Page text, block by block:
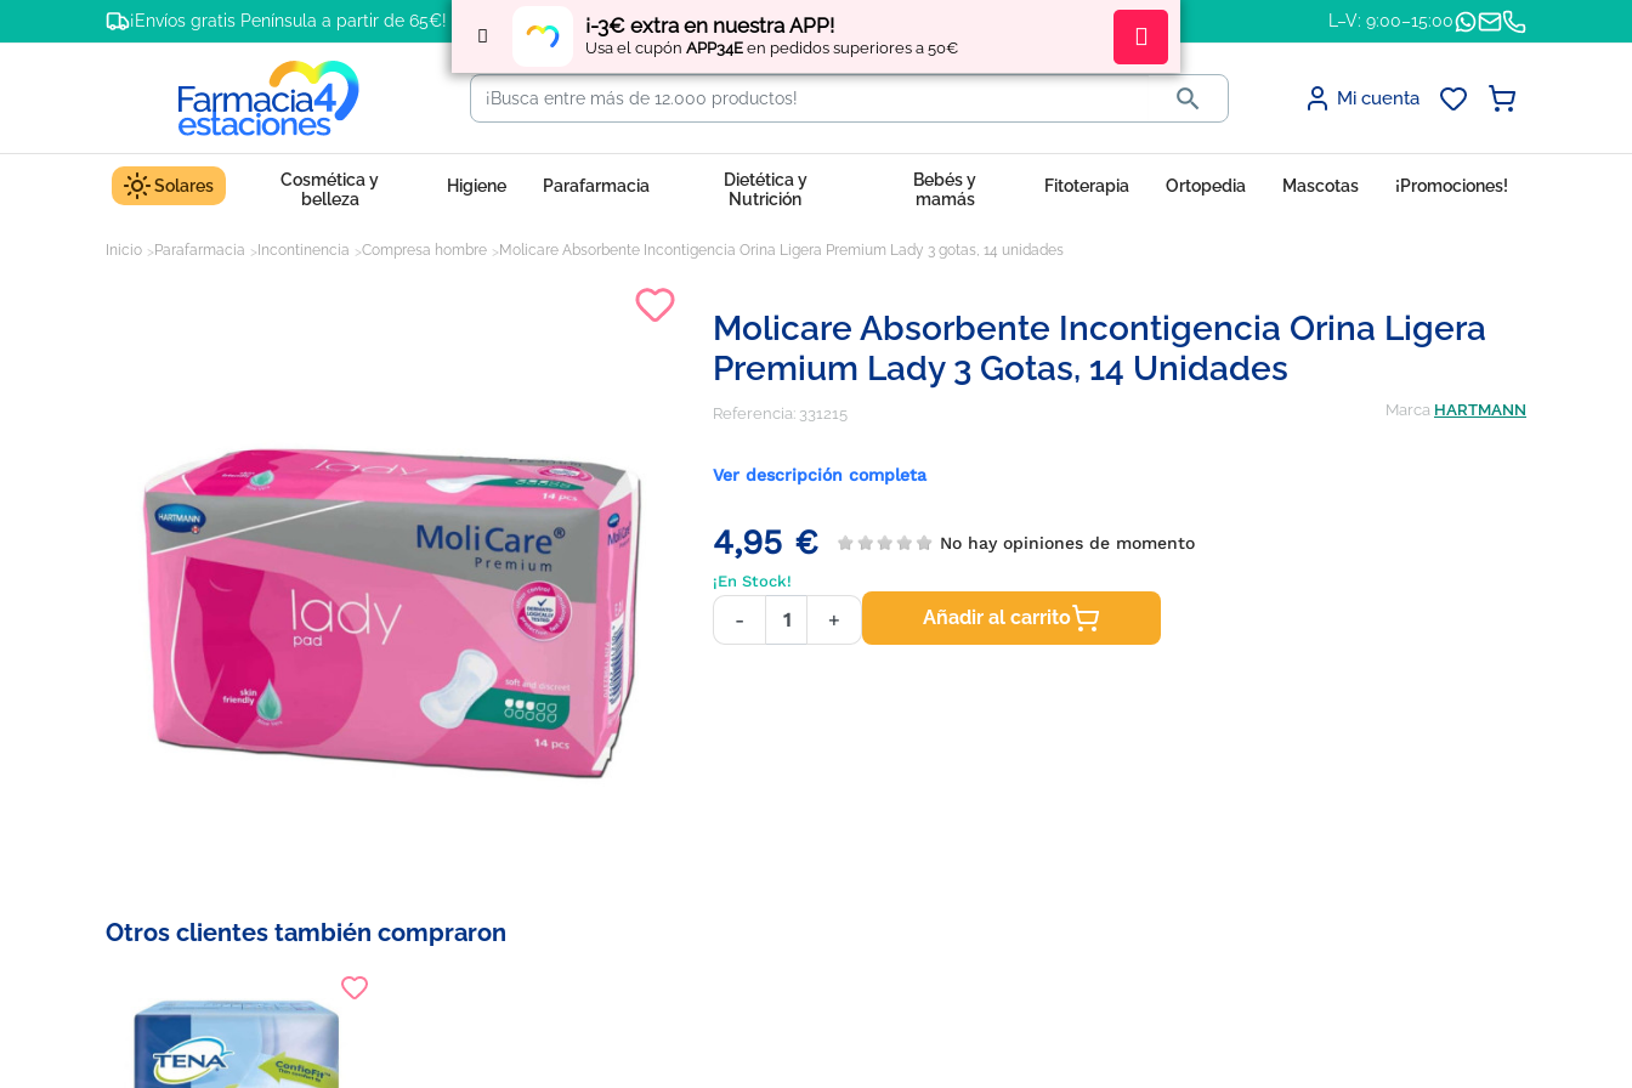
¡-3€ extra en nuestra APP!
Usa el cupón APP34E en pedidos superiores a 50€
¡Envíos gratis Península a partir de 65€! Regístratey obtén L–V: 9:00–15:00
 Mi cuenta
Solares
Cosmética y
belleza
Higiene Parafarmacia
Dietética y
Nutrición
Bebés y
mamás
Fitoterapia Ortopedia Mascotas ¡Promociones!
Inicio Parafarmacia Incontinencia Compresa hombre Molicare Absorbente Incontigencia Orina Ligera Premium Lady 3 gotas, 14 unidades
Molicare Absorbente Incontigencia Orina Ligera
Premium Lady 3 Gotas, 14 Unidades
Referencia: 331215 Marca HARTMANN
Ver descripción completa
4,95 € No hay opiniones de momento
¡En Stock!
- + Añadir al carrito
Otros clientes también compraron